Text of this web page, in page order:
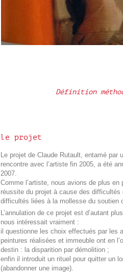
Définition
le projet
Le projet de Claude Rutault, entamé par
rencontre avec l’artiste fin 2005, a été
2007.
Comme l’artiste, nous avions de plus en
réussite du projet à cause des difficultés
difficultés liées à la mollesse du soutien
L’annulation de ce projet est d’autant
nous intéressait vraiment :
il questionne les choix effectués par les
peintures réalisées et immeuble ont en
destin : la disparition par démolition ;
enfin il introduit un rituel pour quitter un
(abandonner une image).